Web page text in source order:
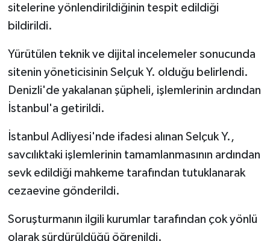
sitelerine yönlendirildiğinin tespit edildiği
bildirildi.
Yürütülen teknik ve dijital incelemeler sonucunda
sitenin yöneticisinin Selçuk Y. olduğu belirlendi.
Denizli'de yakalanan şüpheli, işlemlerinin ardından
İstanbul'a getirildi.
İstanbul Adliyesi'nde ifadesi alınan Selçuk Y.,
savcılıktaki işlemlerinin tamamlanmasının ardından
sevk edildiği mahkeme tarafından tutuklanarak
cezaevine gönderildi.
Soruşturmanın ilgili kurumlar tarafından çok yönlü
olarak sürdürüldüğü öğrenildi.
Sağlık
Spor
Ulusal